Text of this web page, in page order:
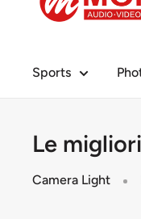
PhotoGears
Sports
Le
Camera Light